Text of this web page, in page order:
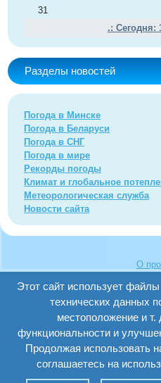
31
.: Сегодня:
Разделы новостей
Погода в Минске
Погода в Беларуси
Погода в СНГ
Погода в мире
Рекорды погоды
Климат и глобальное
Метеорологическая служба
Новости сайта
О
Карта
Политика
© 2026. Погода и Климат в
защищены.
Этот сайт использует
технических данных
местоположение и
функциональности и
Продолжая использовать
соглашаетесь на